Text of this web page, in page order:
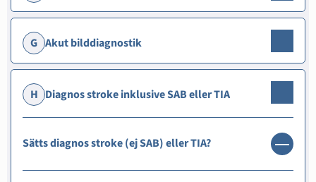
G Akut bilddiagnostik
H Diagnos stroke inklusive SAB eller TIA
Sätts diagnos stroke (ej SAB) eller TIA?